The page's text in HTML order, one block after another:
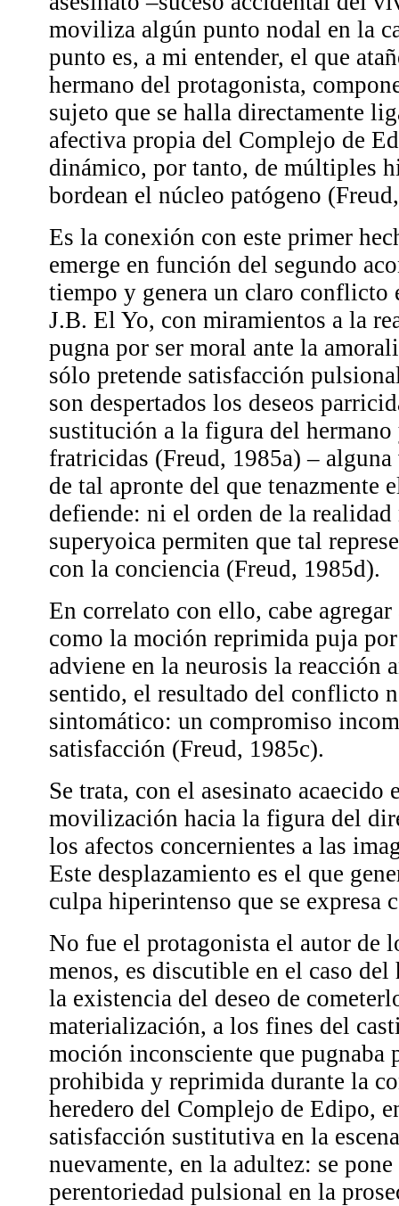
moviliza algún punto nodal en la
punto es, a mi entender, el que
hermano del protagonista,
sujeto que se halla directamente
afectiva propia del Complejo de
dinámico, por tanto, de múltiples
bordean el núcleo patógeno
Es la conexión con este primer
emerge en función del segundo
tiempo y genera un claro conflicto
J.B. El Yo, con miramientos a la
pugna por ser moral ante la
sólo pretende satisfacción
son despertados los deseos
sustitución a la figura del hermano
fratricidas (Freud, 1985a) – alguna
de tal apronte del que tenazmente
defiende: ni el orden de la
superyoica permiten que tal
con la conciencia (Freud, 1985d).
En correlato con ello, cabe
como la moción reprimida puja
adviene en la neurosis la reacción
sentido, el resultado del conflicto
sintomático: un compromiso
satisfacción (Freud, 1985c).
Se trata, con el asesinato acaecido
movilización hacia la figura del
los afectos concernientes a las
Este desplazamiento es el que
culpa hiperintenso que se expresa
No fue el protagonista el autor de
menos, es discutible en el caso del
la existencia del deseo de
materialización, a los fines del
moción inconsciente que pugnaba
prohibida y reprimida durante la
heredero del Complejo de Edipo,
satisfacción sustitutiva en la
nuevamente, en la adultez: se
perentoriedad pulsional en la